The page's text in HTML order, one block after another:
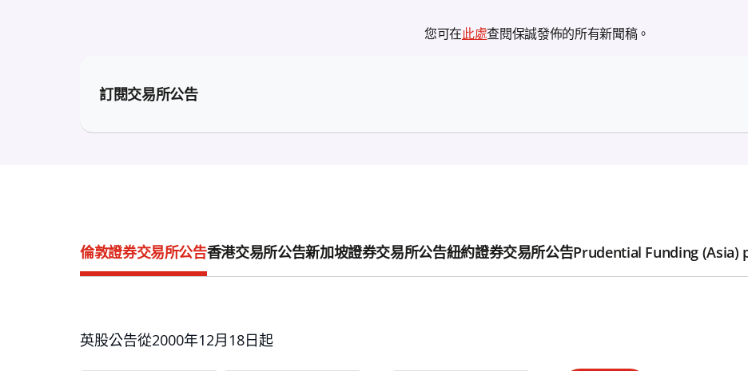
您可在此處查閱保誠發佈的所有新聞稿。
訂閱交易所公告
倫敦證券交易所公告香港交易所公告新加坡證券交易所公告紐約證券交易所公告Prudential Funding (Asia)